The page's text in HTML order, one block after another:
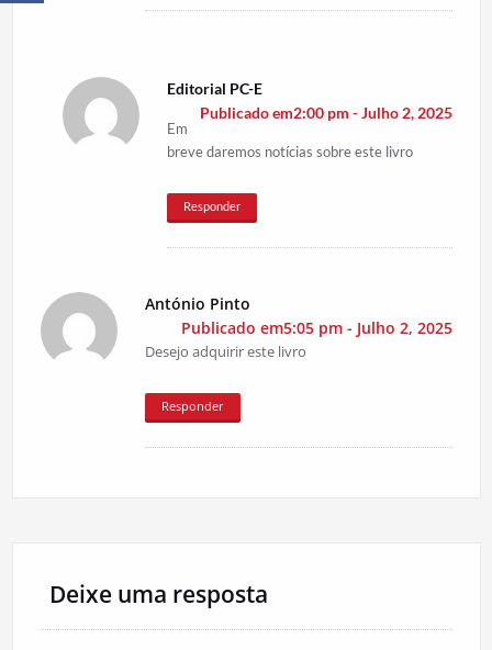
Editorial PC-E
Publicado em2:00 pm - Julho 2, 2025
Em
breve daremos notícias sobre este livro
Responder
António Pinto
Publicado em5:05 pm - Julho 2, 2025
Desejo adquirir este livro
Responder
Deixe uma resposta